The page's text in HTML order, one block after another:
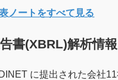
ノートをすべて見る
書(XBRL)解析情報
に提出された会社